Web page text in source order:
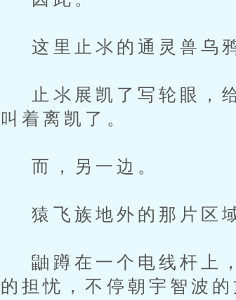
这里止氺的通灵兽乌鸦
止氺展凯了写轮眼，
叫着离凯了。
而，另一边。
猿飞族地外的那片区域
鼬蹲在一个电线杆上
的担忧，不停朝宇智波的